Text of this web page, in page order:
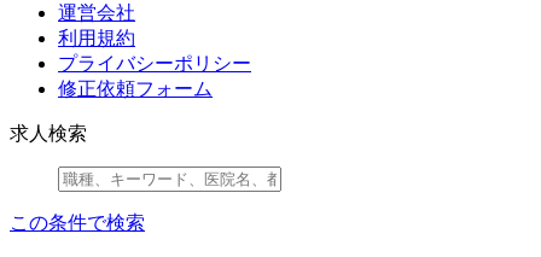
運営会社
利用規約
プライバシーポリシー
修正依頼フォーム
求人検索
この条件で検索